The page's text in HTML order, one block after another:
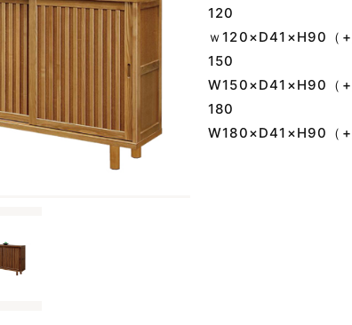
120
ｗ120×D41×H90
150
W150×D41×H90
180
W180×D41×H90